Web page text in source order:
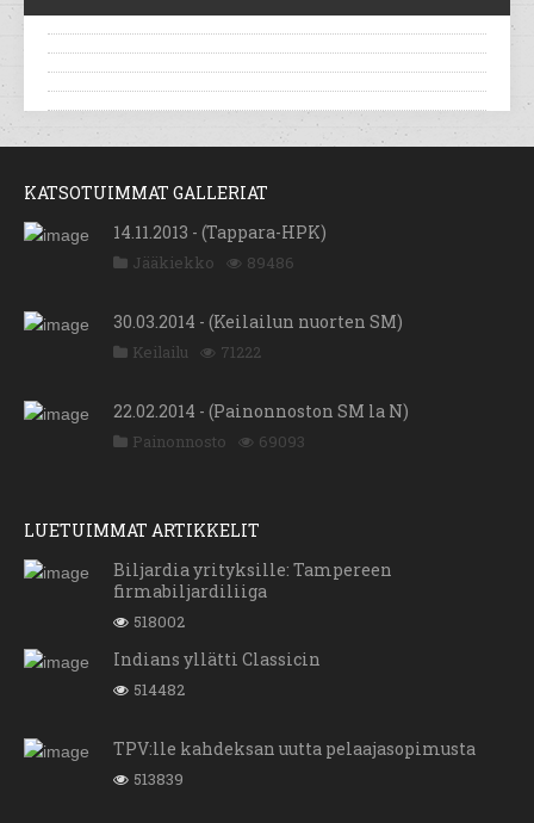
KATSOTUIMMAT GALLERIAT
14.11.2013 - (Tappara-HPK)
Jääkiekko 89486
30.03.2014 - (Keilailun nuorten SM)
Keilailu 71222
22.02.2014 - (Painonnoston SM la N)
Painonnosto 69093
LUETUIMMAT ARTIKKELIT
Biljardia yrityksille: Tampereen
firmabiljardiliiga
518002
Indians yllätti Classicin
514482
TPV:lle kahdeksan uutta pelaajasopimusta
513839